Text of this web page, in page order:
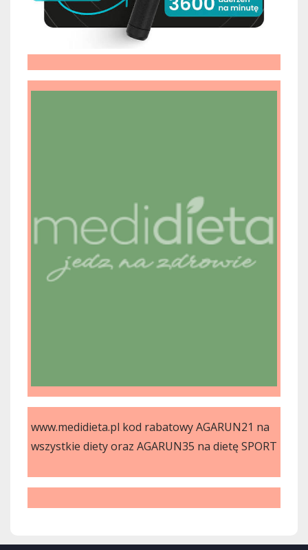
www.medidieta.pl kod rabatowy AGARUN21 na
wszystkie diety oraz AGARUN35 na dietę SPORT